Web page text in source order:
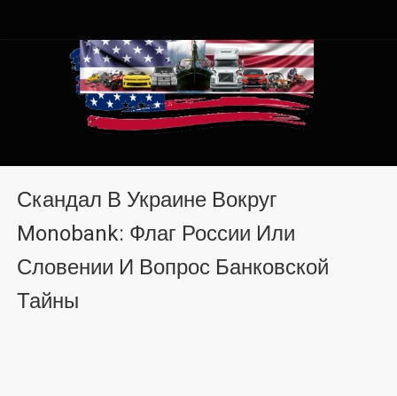
Хмельницком от auto.km.ua
Скандал В Украине Вокруг
Monobank: Флаг России Или
Словении И Вопрос Банковской
Тайны